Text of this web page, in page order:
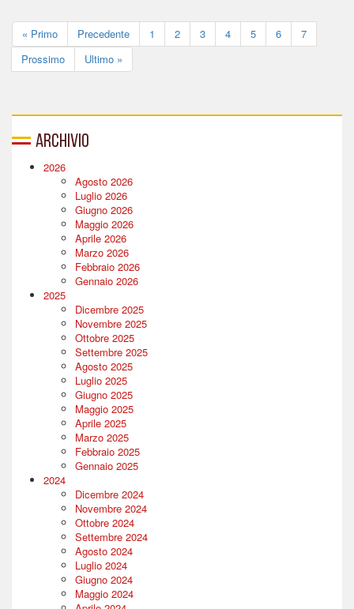
« Primo Precedente 1 2 3 4 5 6
7
Prossimo
Ultimo »
Archivio
2026
Agosto 2026
Luglio 2026
Giugno 2026
Maggio 2026
Aprile 2026
Marzo 2026
Febbraio 2026
Gennaio 2026
2025
Dicembre 2025
Novembre 2025
Ottobre 2025
Settembre 2025
Agosto 2025
Luglio 2025
Giugno 2025
Maggio 2025
Aprile 2025
Marzo 2025
Febbraio 2025
Gennaio 2025
2024
Dicembre 2024
Novembre 2024
Ottobre 2024
Settembre 2024
Agosto 2024
Luglio 2024
Giugno 2024
Maggio 2024